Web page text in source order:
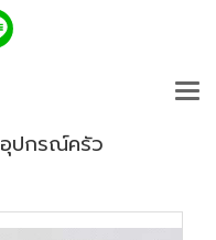
อุปกรณ์ครัว